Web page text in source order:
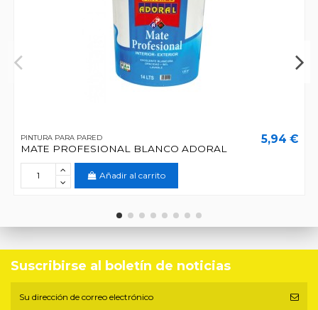
PINTURA PARA PARED
MATE PROFESIONAL BLANCO ADORAL
5,94 €
Añadir al carrito
Suscribirse al boletín de noticias